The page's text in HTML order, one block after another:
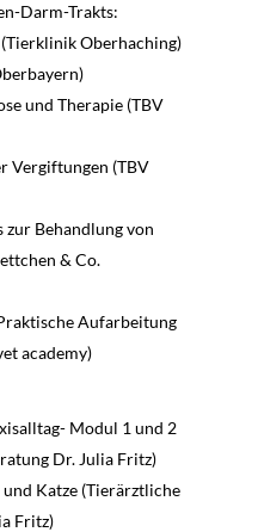
Darm-Trakts:
Oberhaching)
und Therapie (TBV
Vergiftungen (TBV
Behandlung von
& Co.
Aufarbeitung
academy)
Modul 1 und 2
Dr. Julia Fritz)
Katze (Tierärztliche
Fritz)